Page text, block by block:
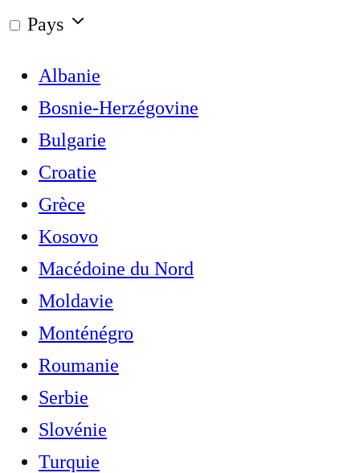
Pays
Albanie
Bosnie-Herzégovine
Bulgarie
Croatie
Grèce
Kosovo
Macédoine du Nord
Moldavie
Monténégro
Roumanie
Serbie
Slovénie
Turquie